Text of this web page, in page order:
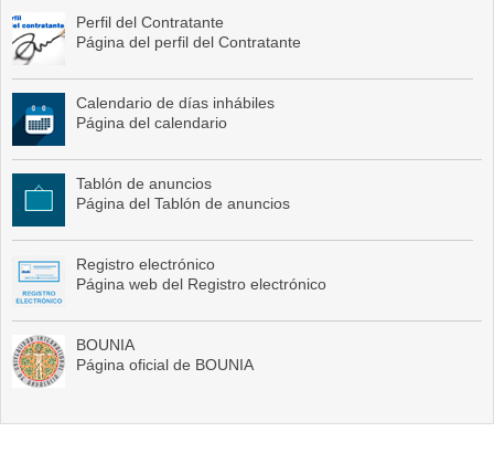
Perfil del Contratante
Página del perfil del Contratante
Calendario de días inhábiles
Página del calendario
Tablón de anuncios
Página del Tablón de anuncios
Registro electrónico
Página web del Registro electrónico
BOUNIA
Página oficial de BOUNIA